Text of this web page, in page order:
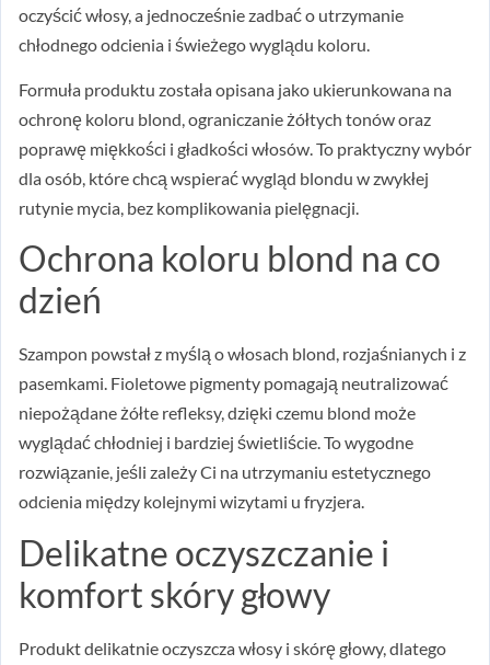
oczyścić włosy, a jednocześnie zadbać o utrzymanie
chłodnego odcienia i świeżego wyglądu koloru.
Formuła produktu została opisana jako ukierunkowana na
ochronę koloru blond, ograniczanie żółtych tonów oraz
poprawę miękkości i gładkości włosów. To praktyczny wybór
dla osób, które chcą wspierać wygląd blondu w zwykłej
rutynie mycia, bez komplikowania pielęgnacji.
Ochrona koloru blond na co
dzień
Szampon powstał z myślą o włosach blond, rozjaśnianych i z
pasemkami. Fioletowe pigmenty pomagają neutralizować
niepożądane żółte refleksy, dzięki czemu blond może
wyglądać chłodniej i bardziej świetliście. To wygodne
rozwiązanie, jeśli zależy Ci na utrzymaniu estetycznego
odcienia między kolejnymi wizytami u fryzjera.
Delikatne oczyszczanie i
komfort skóry głowy
Produkt delikatnie oczyszcza włosy i skórę głowy, dlatego